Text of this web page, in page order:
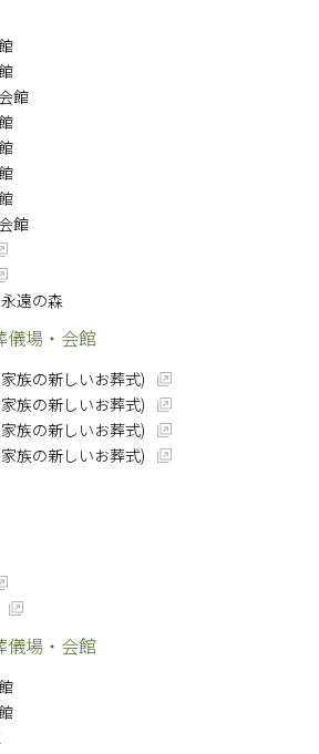
館
館
遠の森
儀場・会館
族の新しいお葬式)
族の新しいお葬式)
族の新しいお葬式)
族の新しいお葬式)
儀場・会館